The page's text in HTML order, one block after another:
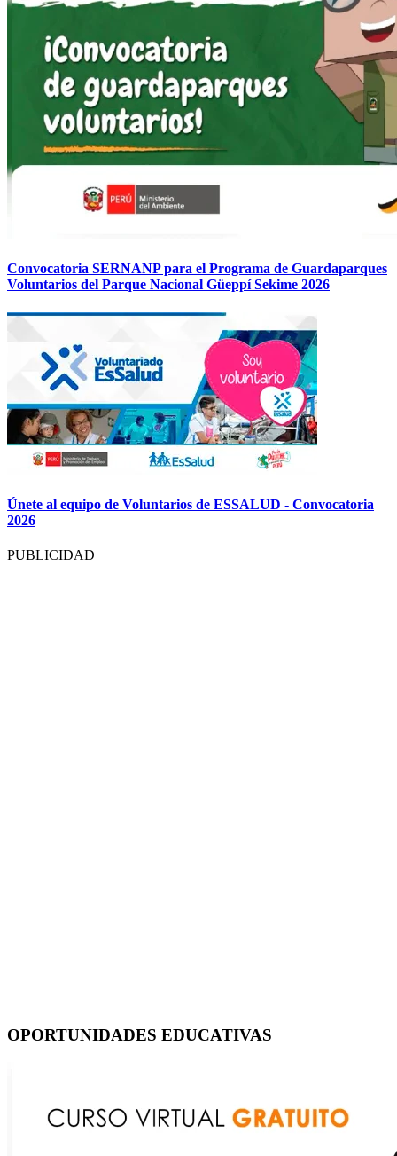
Convocatoria SERNANP para el Programa de Guardaparques
Voluntarios del Parque Nacional Güeppí Sekime 2026
Únete al equipo de Voluntarios de ESSALUD - Convocatoria
2026
PUBLICIDAD
OPORTUNIDADES EDUCATIVAS